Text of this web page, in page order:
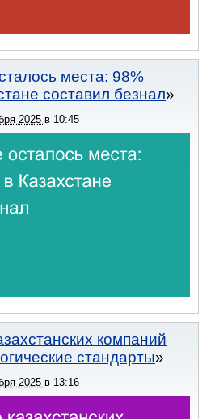
места: 98%
составил безнал
2025 в 10:45
компаний
стандарты
2025 в 13:16